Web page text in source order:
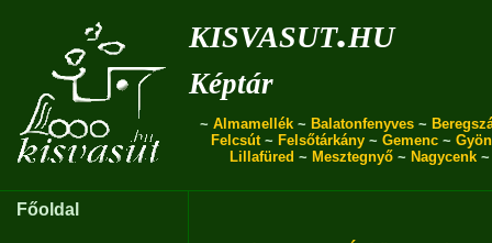
kisvasut.hu
Képtár
~ Almamellék ~ Balatonfenyves ~
Felcsút~ Felsőtárkány ~ Gemenc ~
Lillafüred ~ Mesztegnyő~ Nagycenk
Főoldal